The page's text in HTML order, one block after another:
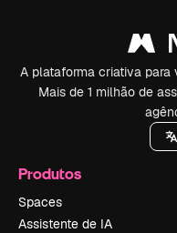
A plataforma criativa
Mais de 1 milhão de
Produtos
Spaces
Assistente de IA